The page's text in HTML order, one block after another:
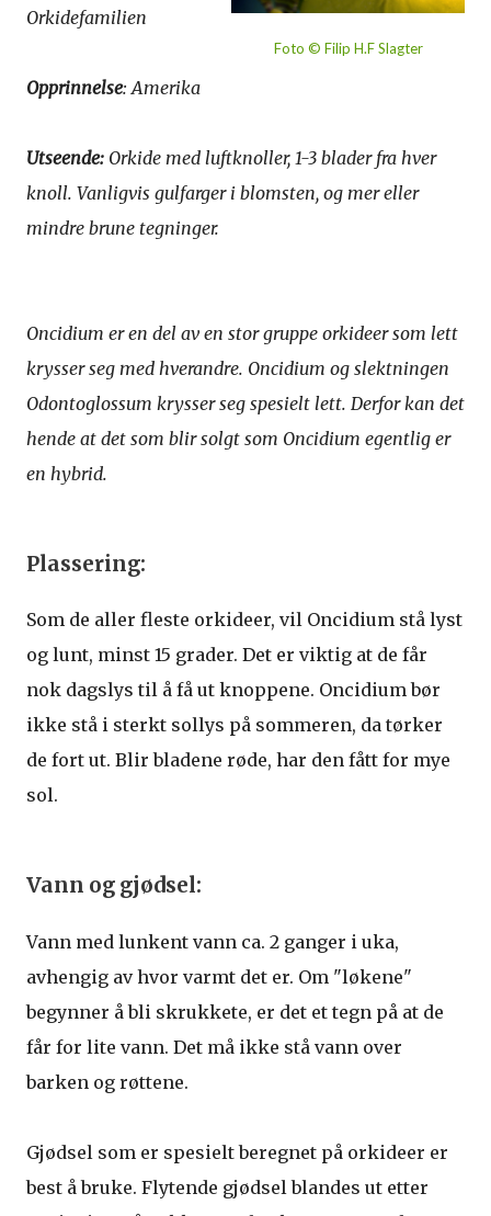
Foto © Filip H.F Slagter
Orkidefamilien
Opprinnelse: Amerika
Utseende: Orkide med luftknoller, 1-3 blader fra hver
knoll. Vanligvis gulfarger i blomsten, og mer eller
mindre brune tegninger.
Oncidium er en del av en stor gruppe orkideer som lett
krysser seg med hverandre. Oncidium og slektningen
Odontoglossum krysser seg spesielt lett. Derfor kan det
hende at det som blir solgt som Oncidium egentlig er
en hybrid.
Plassering:
Som de aller fleste orkideer, vil Oncidium stå lyst
og lunt, minst 15 grader. Det er viktig at de får
nok dagslys til å få ut knoppene. Oncidium bør
ikke stå i sterkt sollys på sommeren, da tørker
de fort ut. Blir bladene røde, har den fått for mye
sol.
Vann og gjødsel:
Vann med lunkent vann ca. 2 ganger i uka,
avhengig av hvor varmt det er. Om "løkene"
begynner å bli skrukkete, er det et tegn på at de
får for lite vann. Det må ikke stå vann over
barken og røttene.
Gjødsel som er spesielt beregnet på orkideer er
best å bruke. Flytende gjødsel blandes ut etter